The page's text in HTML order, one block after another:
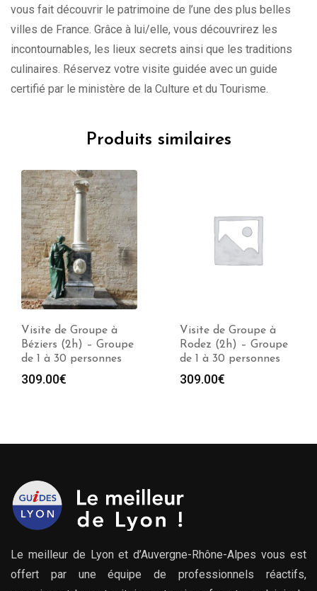
vous fait découvrir le patrimoine de l’une des plus belles
villes de France. Grâce à lui/elle, vous découvrirez les
incontournables, les lieux secrets ainsi que les traditions
culinaires. Réservez votre visite guidée avec un guide
certifié par le ministère de la Culture et du Tourisme.
Produits similaires
Visite de Groupe à
Béziers (2h) – Groupe
de 1 à 30 personnes
309.00€
Visite de Groupe à
Rodez (2h) – Groupe
de 1 à 30 personnes
309.00€
Le meilleur de Lyon et d’Auvergne-Rhône-Alpes vous est
offert par une équipe de professionnels réactifs,